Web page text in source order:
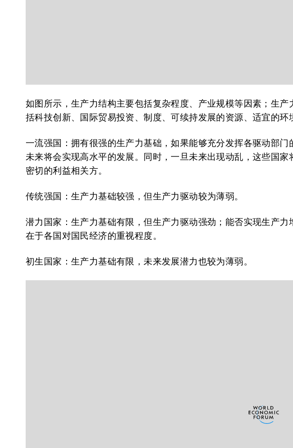
如图所示，生产力结构主要包括复杂程度、产业规模等因素；生产
括科技创新、国际贸易投资、制度、可续持发展的资源、适宜的环
一流强国 ：拥有很强的生产力基础，如果能够充分发挥各驱动部门
未来将会实现高水平的发展。同时，一旦未来出现动乱，这些国家
密切的利益相关方。
传统强国 ：生产力基础较强，但生产力驱动较为薄弱。
潜力国家 ：生产力基础有限，但生产力驱动强劲；能否实现生产力
在于各国对国民经济的重视程度。
初生国家 ：生产力基础有限，未来发展潜力也较为薄弱。